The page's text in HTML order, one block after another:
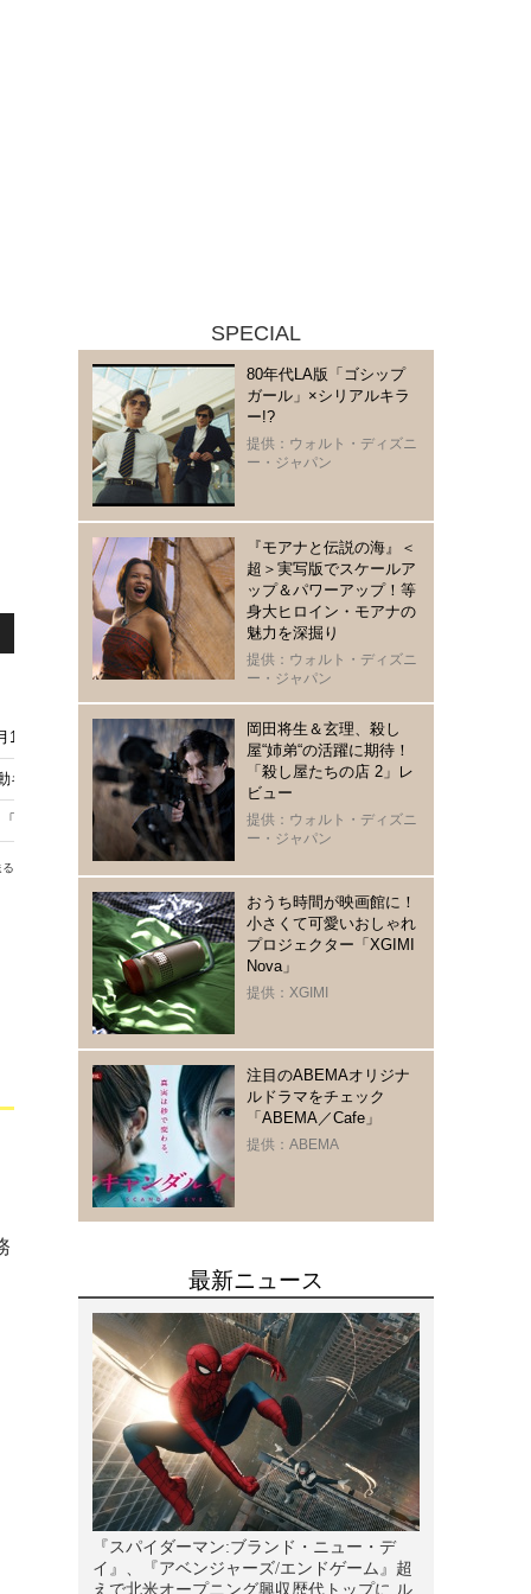
日発売
ギミックを搭載
パレット４」7月15日発売
SPECIAL
80年代LA版「ゴシップ
ガール」×シリアルキラ
ー!?
提供：ウォルト・ディズニ
ー・ジャパン
『モアナと伝説の海』＜
超＞実写版でスケールア
ップ＆パワーアップ！等
身大ヒロイン・モアナの
魅力を深掘り
提供：ウォルト・ディズニ
ー・ジャパン
岡田将生＆玄理、殺し
屋“姉弟“の活躍に期待！
「殺し屋たちの店 2」レ
ビュー
提供：ウォルト・ディズニ
ー・ジャパン
おうち時間が映画館に！
小さくて可愛いおしゃれ
プロジェクター「XGIMI
Nova」
提供：XGIMI
注目のABEMAオリジナ
ルドラマをチェック
「ABEMA／Cafe」
提供：ABEMA